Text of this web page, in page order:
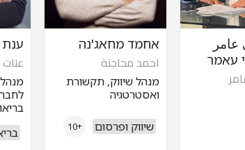
עאמר
אחמד מחאג'נה
احمد محاجنة
מנהל שיווק, תקשורת
ואסטרטגיה
שיווק ופרסום +10
ענת